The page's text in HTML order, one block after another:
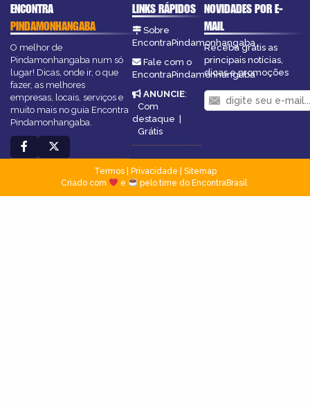
ENCONTRA
PINDAMONHANGABA
O melhor de
Pindamonhangaba num só
lugar! Dicas, onde ir, o que
fazer, as melhores
empresas, locais, serviços e
muito mais no guia Encontra
Pindamonhangaba.
LINKS RÁPIDOS
Sobre
EncontraPindamonhangaba
Fale com o
EncontraPindamonhangaba
ANUNCIE:
Com
destaque |
Grátis
NOVIDADES POR E-
MAIL
Receba grátis as
principais notícias,
dicas e promoções
Termos| Privacidade
Sitemap
Criado com
e pelo time do EncontraBrasil